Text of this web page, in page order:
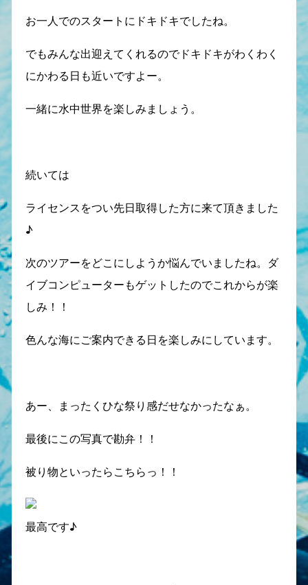
お一人でのスタートにドキドキでしたね。
でもみんな出迎えてくれるのでドキドキがわくわく
にかわる日も近いですよー。
一緒に水中世界を楽しみましょう。
続いては
ライセンスをつい先日取得した方に来て頂きました
♪
次のツアーをどこにしようか悩んでいましたね。ダ
イブコンピューターもゲットしたのでこれからが楽
しみ！！
色んな海にご案内できる日を楽しみにしています。
あー、まったくひな祭り感だせなかったなぁ。
最後にこの写真で勘弁！！
被り物といったらこちらっ！！
最高です♪